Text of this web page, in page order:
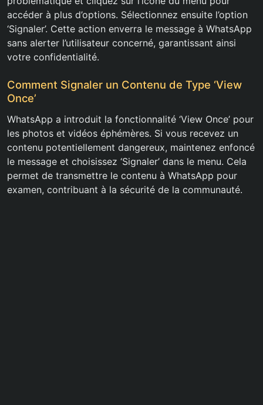
accéder à plus d’options. Sélectionnez ensuite l’option
‘Signaler’. Cette action enverra le message à WhatsApp
sans alerter l’utilisateur concerné, garantissant ainsi
votre confidentialité.
Comment Signaler un Contenu de Type ‘View
Once’
WhatsApp a introduit la fonctionnalité ‘View Once’ pour
les photos et vidéos éphémères. Si vous recevez un
contenu potentiellement dangereux, maintenez enfoncé
le message et choisissez ‘Signaler’ dans le menu. Cela
permet de transmettre le contenu à WhatsApp pour
examen, contribuant à la sécurité de la communauté.